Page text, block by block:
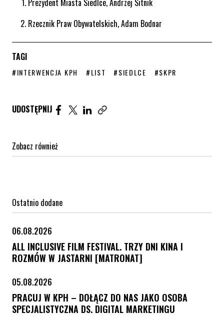
Prezydent Miasta Siedlce, Andrzej Sitnik
Rzecznik Praw Obywatelskich, Adam Bodnar
TAGI
STRONA TAGU WPISÓW
#INTERWENCJA KPH STRONA TAGU WPISÓW
#LIST STRONA TAGU WPISÓW
#SIEDLCE STRONA TAGU
#SKPR
UDOSTĘPNIJ Udostępnij artykuł na Facebook. Strona otwiera się
Udostępnij artykuł na Twitter. Strona otwiera
Udostępnij artykuł na Linkedin. Strona
Zobacz również
Ostatnio dodane
06.08.2026
ALL INCLUSIVE FILM FESTIVAL. TRZY DNI KINA I
ROZMÓW W JASTARNI [MATRONAT]
05.08.2026
PRACUJ W KPH – DOŁĄCZ DO NAS JAKO OSOBA
SPECJALISTYCZNA DS. DIGITAL MARKETINGU